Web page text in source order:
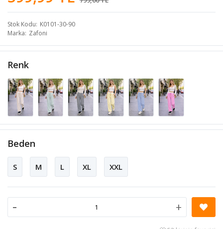
Stok Kodu K0101-30-90
Marka Zafoni
Renk
Beden
S M L XL XXL
- +